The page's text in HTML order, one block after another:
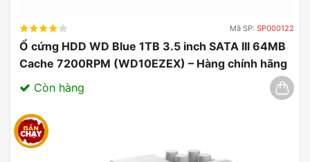
Mã SP: SP000122
Ổ cứng HDD WD Blue 1TB 3.5 inch SATA III 64MB
Cache 7200RPM (WD10EZEX) – Hàng chính hãng
03/2025
Còn hàng